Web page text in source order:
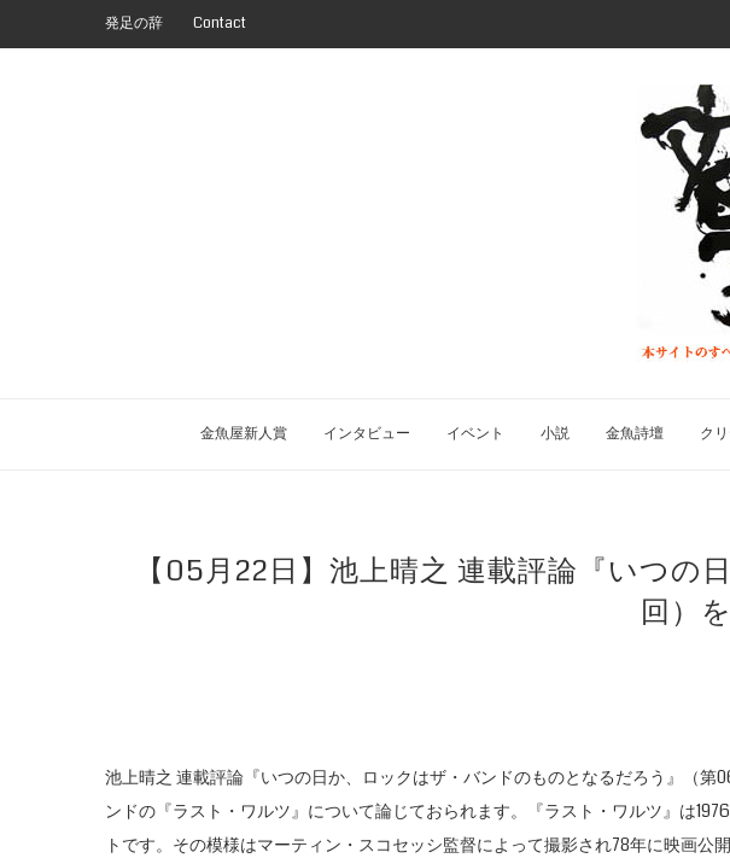
発足の辞 Contact
金魚屋新人賞 インタビュー イベント 小説 金魚詩壇 ク
【05月22日】池上晴之 連載評論『いつ
回）
池上晴之 連載評論『いつの日か、ロックはザ・バンドのものとなるだろう』（第
ンドの『ラスト・ワルツ』について論じておられます。『ラスト・ワルツ』は
トです。その模様はマーティン・スコセッシ監督によって撮影され78年に映画公